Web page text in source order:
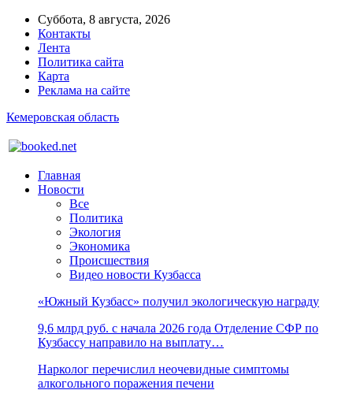
Суббота, 8 августа, 2026
Контакты
Лента
Политика сайта
Карта
Реклама на сайте
Кемеровская область
Главная
Новости
Все
Политика
Экология
Экономика
Происшествия
Видео новости Кузбасса
«Южный Кузбасс» получил экологическую награду
9,6 млрд руб. с начала 2026 года Отделение СФР по
Кузбассу направило на выплату…
Нарколог перечислил неочевидные симптомы
алкогольного поражения печени